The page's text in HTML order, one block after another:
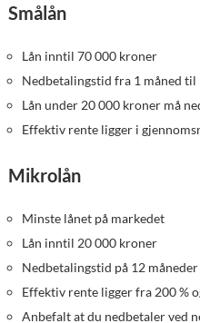
Smålån
Lån inntil 70 000 kroner
Nedbetalingstid fra 1 måned til
Lån under 20 000 kroner må
Effektiv rente ligger i
Mikrolån
Minste lånet på markedet
Lån inntil 20 000 kroner
Nedbetalingstid på 12 måneder
Effektiv rente ligger fra 200 %
Anbefalt at du nedbetaler ved